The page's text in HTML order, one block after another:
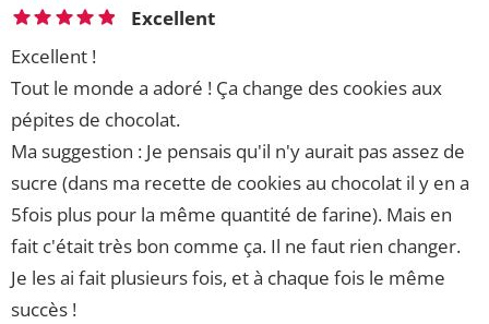
Excellent
Excellent !
Tout le monde a adoré ! Ça change des cookies aux
pépites de chocolat.
Ma suggestion : Je pensais qu'il n'y aurait pas assez de
sucre (dans ma recette de cookies au chocolat il y en a
5fois plus pour la même quantité de farine). Mais en
fait c'était très bon comme ça. Il ne faut rien changer.
Je les ai fait plusieurs fois, et à chaque fois le même
succès !